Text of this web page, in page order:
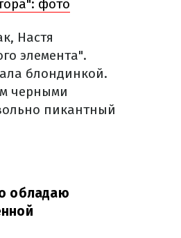
фото
Настя
элемента".
блондинкой.
черными
пикантный
обладаю